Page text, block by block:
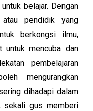
belajar. Dengan
atau pendidik yang
berkongsi ilmu,
untuk mencuba dan
pembelajaran
mengurangkan
dihadapi dalam
sekali gus memberi